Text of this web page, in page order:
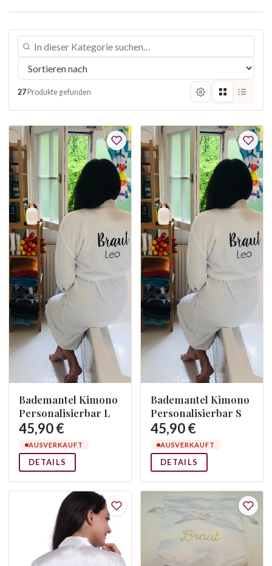
27 Produkte gefunden
Bademantel Kimono
Personalisierbar L
45,90 €
AUSVERKAUFT
DETAILS
Bademantel Kimono
Personalisierbar S
45,90 €
AUSVERKAUFT
DETAILS